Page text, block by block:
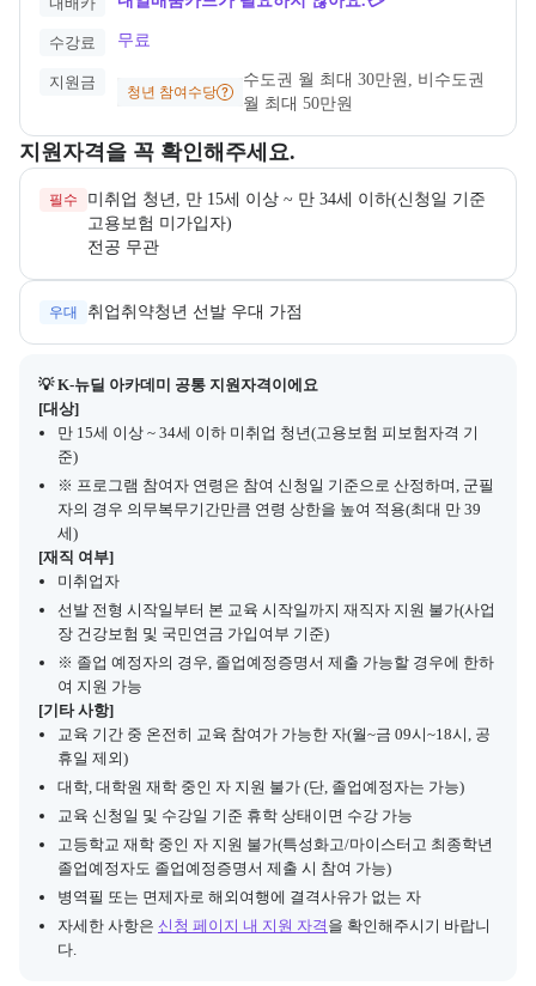
수강료 무료
지원금
청년 참여수당
수도권 월 최대 30만원, 비수도권
월 최대 50만원
지원자격을 꼭 확인해주세요.
교육과정 지원 자격과 우대 사항을 각각 묶어서 안내한다.
필수
미취업 청년, 만 15세 이상 ~ 만 34세 이하(신청일 기준
전공 무관
우대 취업취약청년 선발 우대 가점
💡 K-뉴딜 아카데미 공통 지원자격이에요
[대상]
만 15세 이상 ~ 34세 이하 미취업 청년(고용보험 피보험자격 기
준)
※ 프로그램 참여자 연령은 참여 신청일 기준으로 산정하며, 군필
자의 경우 의무복무기간만큼 연령 상한을 높여 적용(최대 만 39
세)
[재직 여부]
미취업자
선발 전형 시작일부터 본 교육 시작일까지 재직자 지원 불가(사업
장 건강보험 및 국민연금 가입여부 기준)
※ 졸업 예정자의 경우, 졸업예정증명서 제출 가능할 경우에 한하
여 지원 가능
[기타 사항]
교육 기간 중 온전히 교육 참여가 가능한 자(월~금 09시~18시, 공
휴일 제외)
대학, 대학원 재학 중인 자 지원 불가 (단, 졸업예정자는 가능)
교육 신청일 및 수강일 기준 휴학 상태이면 수강 가능
고등학교 재학 중인 자 지원 불가(특성화고/마이스터고 최종학년
졸업예정자도 졸업예정증명서 제출 시 참여 가능)
병역필 또는 면제자로 해외여행에 결격사유가 없는 자
자세한 사항은 신청 페이지 내 지원 자격 을 확인해주시기 바랍니
다.